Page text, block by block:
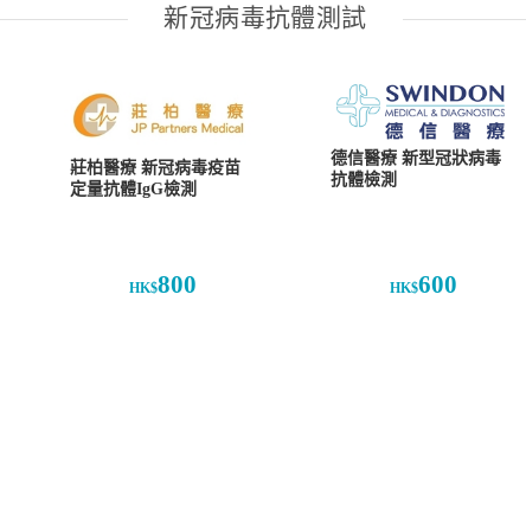
新冠病毒抗體測試
莊柏醫療 新冠病毒疫苗
定量抗體IgG檢測
HK$800
德信醫療 新型冠狀病毒
抗體檢測
HK$600